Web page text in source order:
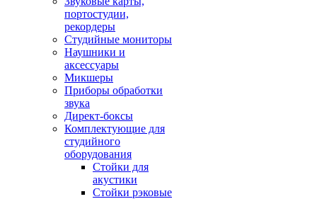
портостудии,
рекордеры
Студийные мониторы
Наушники и
аксессуары
Микшеры
Приборы обработки
звука
Директ-боксы
Комплектующие для
студийного
оборудования
Стойки для
акустики
Стойки рэковые